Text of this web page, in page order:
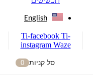
English
Ti-facebook Ti-
instagram Waze
סל קניות 0